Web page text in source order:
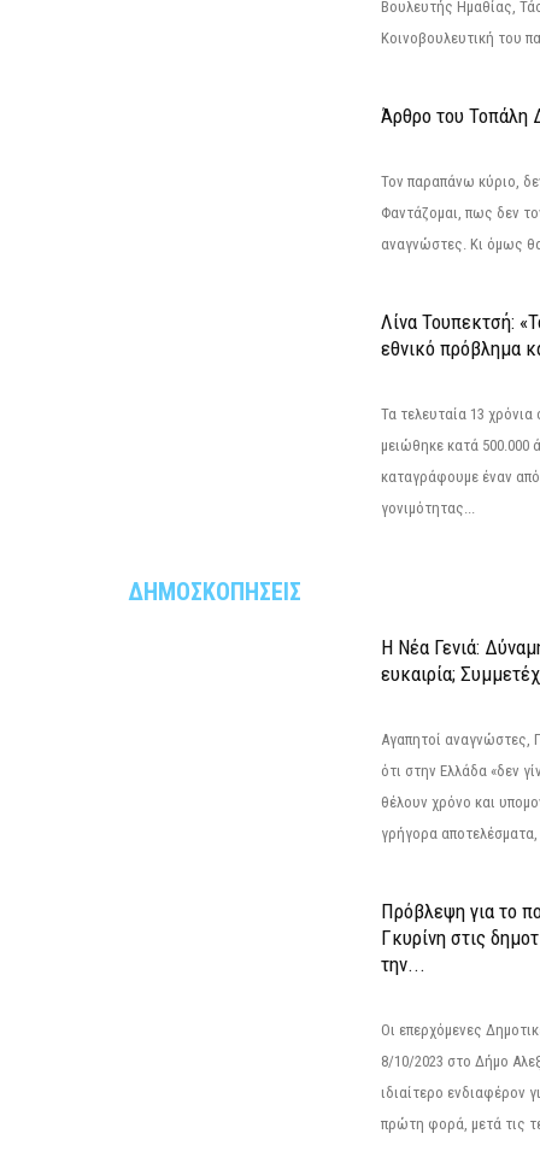
Βουλευτής Ημαθίας,
Κοινοβουλευτική του
Άρθρο του Τοπάλη
Τον παραπάνω κύριο,
Φαντάζομαι, πως δεν
αναγνώστες. Κι όμως
Λίνα Τουπεκτσή:
εθνικό πρόβλημα
Τα τελευταία 13
μειώθηκε κατά
καταγράφουμε έναν
γονιμότητας...
ΔΗΜΟΣΚΟΠΗΣΕΙΣ
Η Νέα Γενιά:
ευκαιρία;
Αγαπητοί αναγνώστες,
ότι στην Ελλάδα «δεν
θέλουν χρόνο και
γρήγορα
Πρόβλεψη για το
Γκυρίνη στις
την...
Οι επερχόμενες
8/10/2023 στο Δήμο
ιδιαίτερο ενδιαφέρον
πρώτη φορά, μετά τις